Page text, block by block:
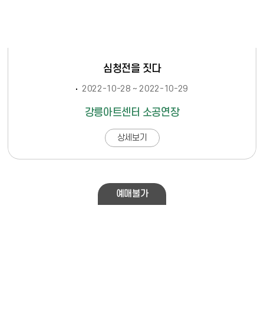
심청전을 짓다
2022-10-28 ~ 2022-10-29
강릉아트센터 소공연장
상세보기
예매불가